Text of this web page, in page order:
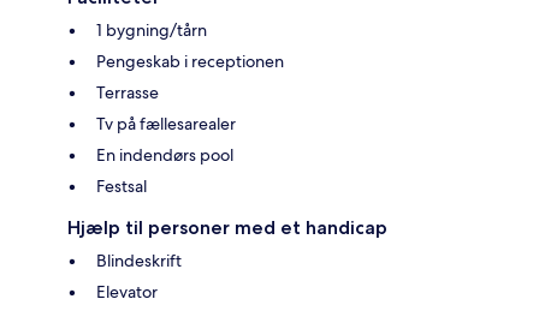
1 bygning/tårn
Pengeskab i receptionen
Terrasse
Tv på fællesarealer
En indendørs pool
Festsal
Hjælp til personer med et handicap
Blindeskrift
Elevator